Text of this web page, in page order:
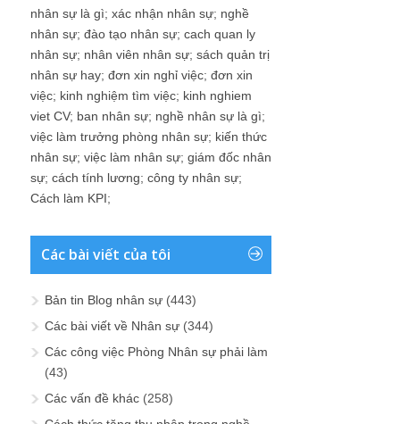
nhân sự là gì; xác nhận nhân sự; nghề
nhân sự; đào tạo nhân sự; cach quan ly
nhân sự; nhân viên nhân sự; sách quản trị
nhân sự hay; đơn xin nghỉ việc; đơn xin
việc; kinh nghiệm tìm việc; kinh nghiem
viet CV; ban nhân sự; nghề nhân sự là gì;
việc làm trưởng phòng nhân sự; kiến thức
nhân sự; việc làm nhân sự; giám đốc nhân
sự; cách tính lương; công ty nhân sự;
Cách làm KPI;
Các bài viết của tôi
Bản tin Blog nhân sự (443)
Các bài viết về Nhân sự (344)
Các công việc Phòng Nhân sự phải làm
(43)
Các vấn đề khác (258)